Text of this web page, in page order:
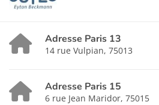
Adresse Paris 13
14 rue Vulpian, 75013
Adresse Paris 15
6 rue Jean Maridor, 75015